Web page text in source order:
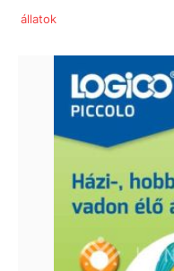
állatok